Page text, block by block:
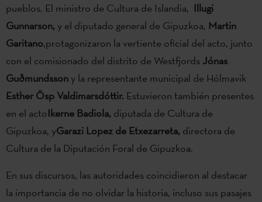
pueblos. El ministro de Cultura de Islandia, Illugi
Gunnarson, y el diputado general de Gipuzkoa, Martin
Garitano,protagonizaron la vertiente oficial del acto, junto
con el comisionado del distrito de Westfjords Jónas
Guðmundsson y la representante municipal de Hólmavik
Esther Ösp Valdimarsdóttir. Estuvieron también presentes
en el actoIkerne Badiola, diputada de Cultura de
Gipuzkoa, yGarazi Lopez de Etxezarreta, directora de
Cultura de la Diputación Foral de Gipuzkoa.
En sus discursos, las autoridades coincidieron al destacar
la importancia de no olvidar la historia, incluso sus pasajes